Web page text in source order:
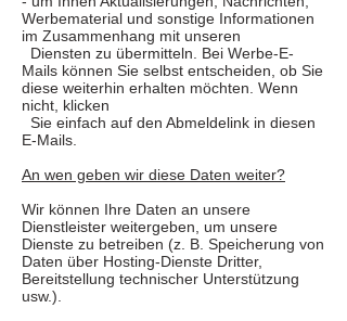
Werbematerial und sonstige Informationen
im Zusammenhang mit unseren
Diensten zu übermitteln. Bei Werbe-E-
Mails können Sie selbst entscheiden, ob Sie
diese weiterhin erhalten möchten. Wenn
nicht, klicken
Sie einfach auf den Abmeldelink in diesen
E-Mails.
An wen geben wir diese Daten weiter?
Wir können Ihre Daten an unsere
Dienstleister weitergeben, um unsere
Dienste zu betreiben (z. B. Speicherung von
Daten über Hosting-Dienste Dritter,
Bereitstellung technischer Unterstützung
usw.).